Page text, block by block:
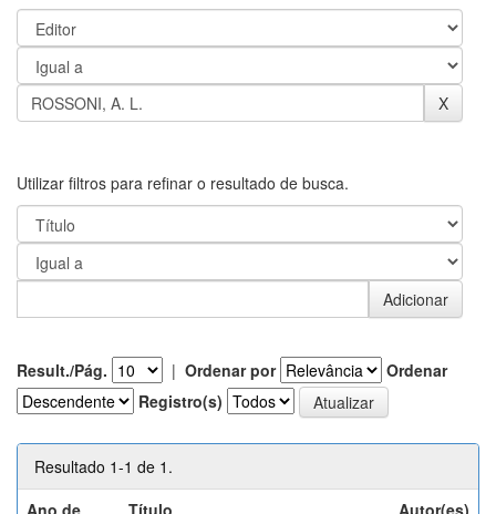
Utilizar filtros para refinar o resultado de busca.
Result./Pág. | Ordenar por
Ordenar
Registro(s)
Resultado 1-1 de 1.
Ano de
Título Autor(es)